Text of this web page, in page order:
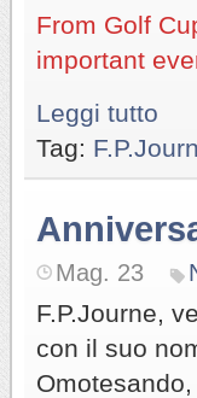
From Golf
important
Leggi tutto
Tag:
Mag. 23
F.P.Journe,
con il suo